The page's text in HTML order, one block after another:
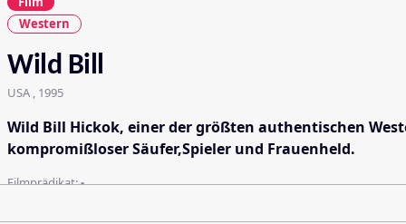
Western
Wild Bill
USA , 1995
Wild Bill Hickok, einer der größten authentischen
kompromißloser Säufer,Spieler und Frauenheld.
Filmprädikat:-